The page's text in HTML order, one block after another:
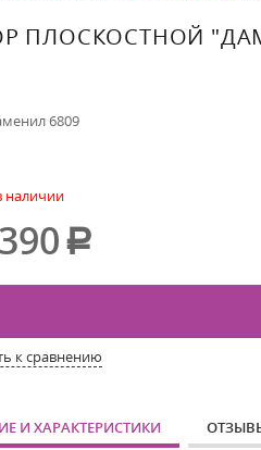
ПЛОСКОСТНОЙ
6809
наличии
к сравнению
И ХАРАКТЕРИСТИКИ